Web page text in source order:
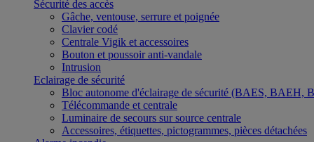
Sécurité des accès
Gâche, ventouse, serrure et poignée
Clavier codé
Centrale Vigik et accessoires
Bouton et poussoir anti-vandale
Intrusion
Eclairage de sécurité
Bloc autonome d'éclairage de sécurité (BAES,
Télécommande et centrale
Luminaire de secours sur source centrale
Accessoires, étiquettes, pictogrammes, pièces détachées